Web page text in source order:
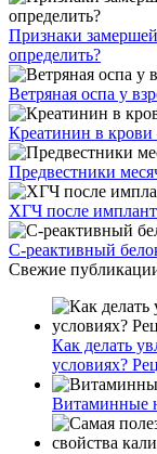
Признаки
определить?
Ветряная оспа у
Креатинин в крови
Предвестники
ХГЧ после
С-реактивный
Свежие
Как делать
условиях?
Витаминные